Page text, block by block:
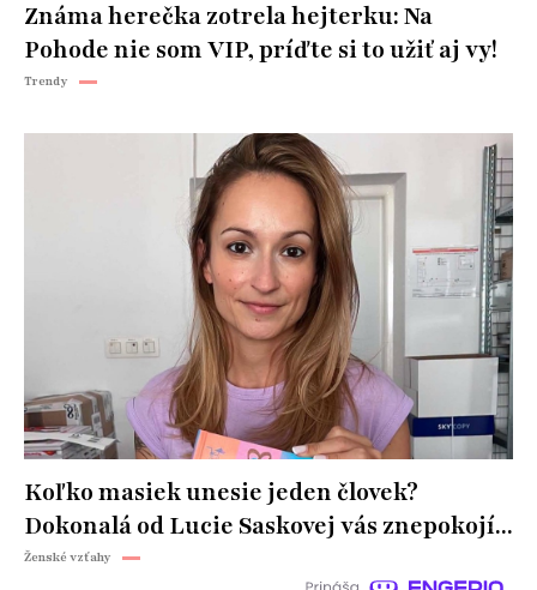
Známa herečka zotrela hejterku: Na
Pohode nie som VIP, príďte si to užiť aj vy!
Trendy
Koľko masiek unesie jeden človek?
Dokonalá od Lucie Saskovej vás znepokojí...
Ženské vzťahy